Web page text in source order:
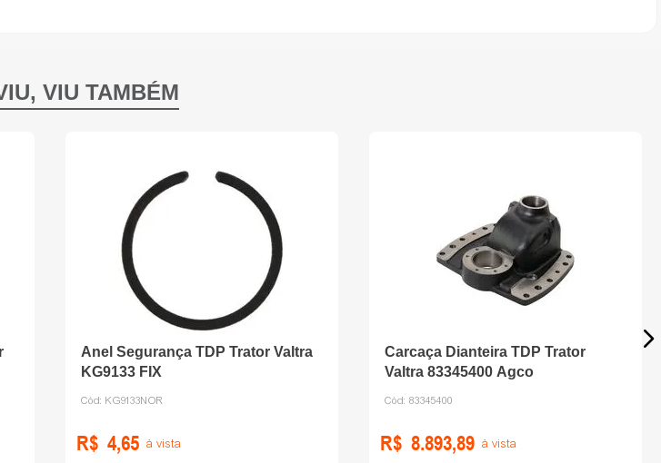
Anel Segurança TDP Trator Valtra
KG9133 FIX
Cód: KG9133NOR
R$ 4,65 à vista
Carcaça Dianteira TDP Trator
Valtra 83345400 Agco
Cód: 83345400
R$ 8.893,89 à vista